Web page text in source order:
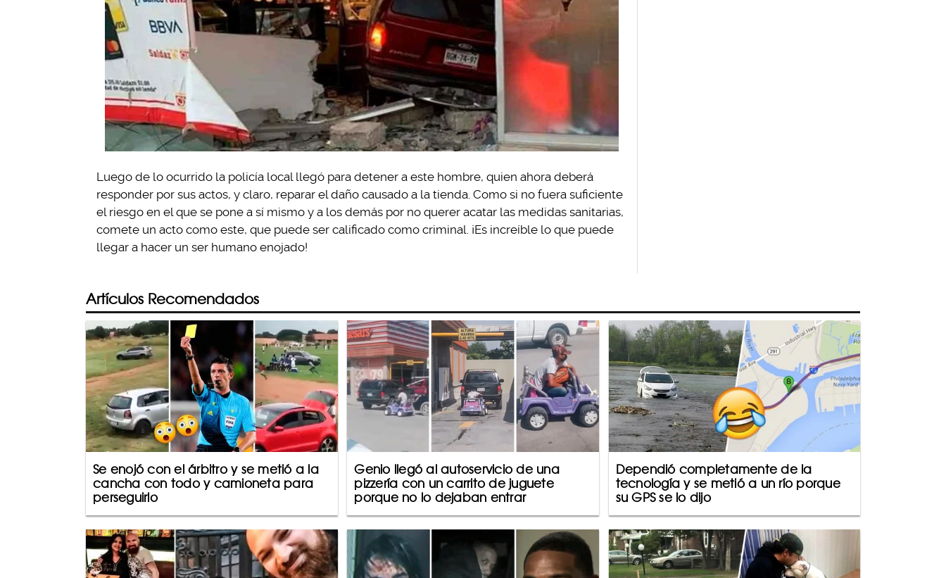
Luego de lo ocurrido la policía local llegó para detener a este hombre, quien ahora deberá
responder por sus actos, y claro, reparar el daño causado a la tienda. Como si no fuera suficiente
el riesgo en el que se pone a sí mismo y a los demás por no querer acatar las medidas sanitarias,
comete un acto como este, que puede ser calificado como criminal. ¡Es increíble lo que puede
llegar a hacer un ser humano enojado!
Artículos Recomendados
Se enojó con el árbitro y se metió a la
cancha con todo y camioneta para
perseguirlo
Genio llegó al autoservicio de una
pizzería con un carrito de juguete
porque no lo dejaban entrar
Dependió completamente de la
tecnología y se metió a un río porque
su GPS se lo dijo